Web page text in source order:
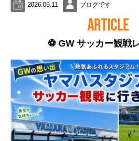
2026.05.11 ブログです
ARTICLE
⚽ GW サッカー観戦